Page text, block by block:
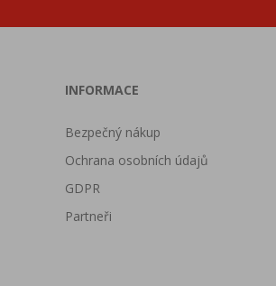
INFORMACE
Bezpečný nákup
Ochrana osobních údajů
GDPR
Partneři